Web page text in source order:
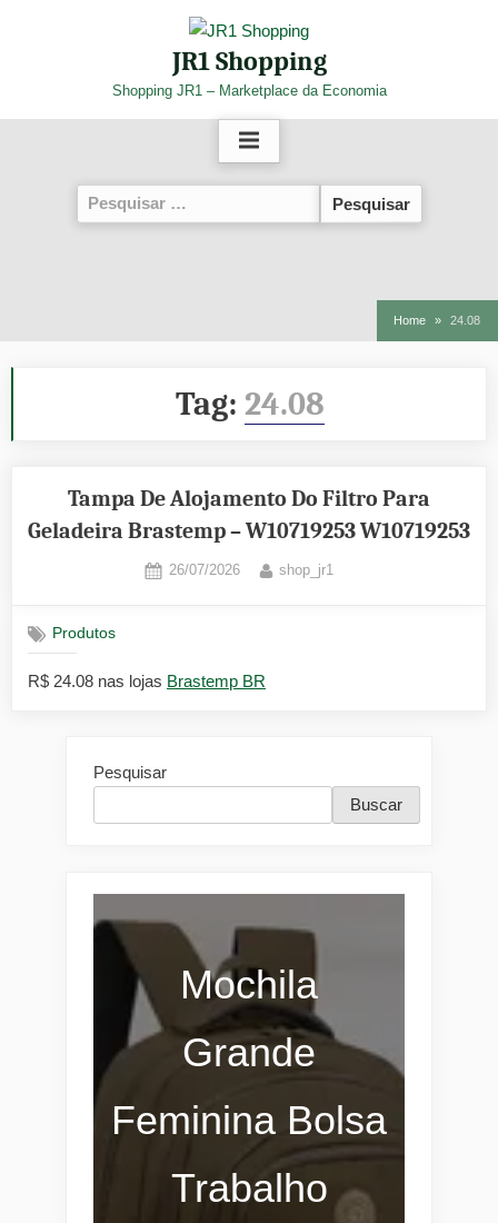
JR1 Shopping
Shopping JR1 – Marketplace da Economia
Pesquisar
por:
Home 24.08
Tag: 24.08
Tampa De Alojamento Do Filtro Para
Geladeira Brastemp – W10719253 W10719253
Posted
26/07/2026 By
shop_jr1
Produtos
R$ 24.08 nas lojas Brastemp BR
Pesquisar
Buscar
Mochila
Grande
Feminina Bolsa
Trabalho